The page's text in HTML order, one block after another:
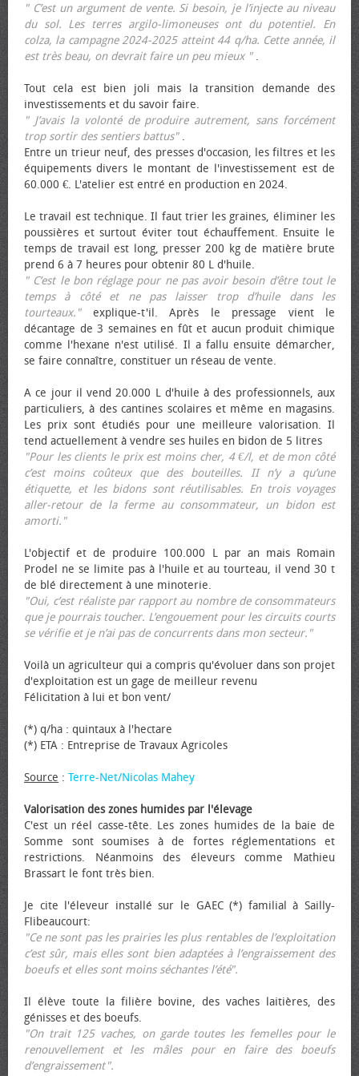
" C’est un argument de vente. Si besoin, je l’injecte au niveau
du sol. Les terres argilo-limoneuses ont du potentiel. En
colza, la campagne 2024-2025 atteint 44 q/ha. Cette année, il
est très beau, on devrait faire un peu mieux ".
Tout cela est bien joli mais la transition demande des
investissements et du savoir faire.
" J’avais la volonté de produire autrement, sans forcément
trop sortir des sentiers battus".
Entre un trieur neuf, des presses d'occasion, les filtres et les
équipements divers le montant de l'investissement est de
60.000 €. L'atelier est entré en production en 2024.
Le travail est technique. Il faut trier les graines, éliminer les
poussières et surtout éviter tout échauffement. Ensuite le
temps de travail est long, presser 200 kg de matière brute
prend 6 à 7 heures pour obtenir 80 L d'huile.
" C’est le bon réglage pour ne pas avoir besoin d’être tout le
temps à côté et ne pas laisser trop d’huile dans les
tourteaux."explique-t'il. Après le pressage vient le
décantage de 3 semaines en fût et aucun produit chimique
comme l'hexane n'est utilisé. Il a fallu ensuite démarcher,
se faire connaître, constituer un réseau de vente.
A ce jour il vend 20.000 L d'huile à des professionnels, aux
particuliers, à des cantines scolaires et même en magasins.
Les prix sont étudiés pour une meilleure valorisation. Il
tend actuellement à vendre ses huiles en bidon de 5 litres
"Pour les clients le prix est moins cher, 4 €/l, et de mon côté
c’est moins coûteux que des bouteilles. II n’y a qu’une
étiquette, et les bidons sont réutilisables. En trois voyages
aller-retour de la ferme au consommateur, un bidon est
amorti."
L'objectif et de produire 100.000 L par an mais Romain
Prodel ne se limite pas à l'huile et au tourteau, il vend 30 t
de blé directement à une minoterie.
"Oui, c’est réaliste par rapport au nombre de consommateurs
que je pourrais toucher. L’engouement pour les circuits courts
se vérifie et je n’ai pas de concurrents dans mon secteur."
Voilà un agriculteur qui a compris qu'évoluer dans son projet
d'exploitation est un gage de meilleur revenu
Félicitation à lui et bon vent/
(*) q/ha : quintaux à l'hectare
(*) ETA : Entreprise de Travaux Agricoles
Source : Terre-Net/Nicolas Mahey
Valorisation des zones humides par l'élevage
C'est un réel casse-tête. Les zones humides de la baie de
Somme sont soumises à de fortes réglementations et
restrictions. Néanmoins des éleveurs comme Mathieu
Brassart le font très bien.
Je cite l'éleveur installé sur le GAEC (*) familial à Sailly-
Flibeaucourt:
"Ce ne sont pas les prairies les plus rentables de l’exploitation
c’est sûr, mais elles sont bien adaptées à l’engraissement des
bœufs et elles sont moins séchantes l’été".
Il élève toute la filière bovine, des vaches laitières, des
génisses et des bœufs.
"On trait 125 vaches, on garde toutes les femelles pour le
renouvellement et les mâles pour en faire des bœufs
d’engraissement".